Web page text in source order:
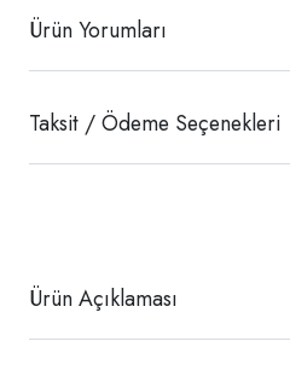
Ürün Yorumları
Taksit / Ödeme Seçenekleri
Ürün Açıklaması